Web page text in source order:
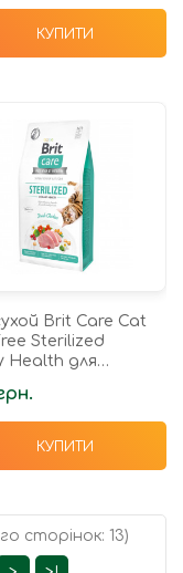
КУПИТИ
Brit Care Cat
Sterilized
Health для
котів для
КУПИТИ
сторінок: 13)